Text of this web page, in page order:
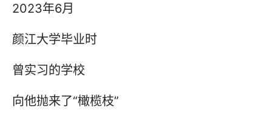
2023年6月
颜江大学毕业时
曾实习的学校
向他抛来了“橄榄枝”